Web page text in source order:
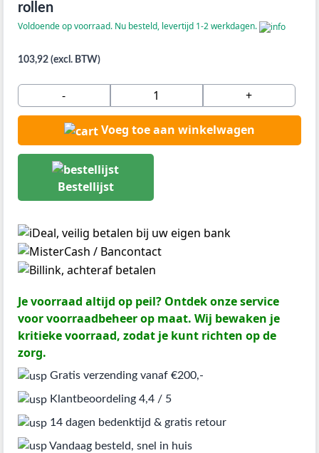
rollen
Voldoende op voorraad. Nu besteld, levertijd 1-2 werkdagen.
103,92 (excl. BTW)
- +
Voeg toe aan winkelwagen
Bestellijst
Je voorraad altijd op peil? Ontdek onze service
voor voorraadbeheer op maat. Wij bewaken je
kritieke voorraad, zodat je kunt richten op de
zorg.
Gratis verzending vanaf €200,-
Klantbeoordeling 4,4 / 5
14 dagen bedenktijd & gratis retour
Vandaag besteld, snel in huis